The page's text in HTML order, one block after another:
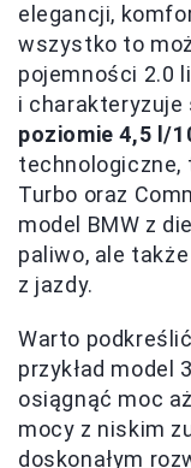
elegancji,
wszystko to
pojemności 2.0
i charakteryzuje
poziomie 4,5 l/
technologiczne,
Turbo oraz
model BMW z
paliwo, ale
z jazdy.
Warto
przykład model
osiągnąć moc
mocy z niskim
doskonałym